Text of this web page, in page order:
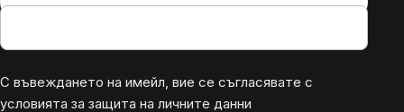
С въвеждането на имейл, вие се съгласявате с
условията за защита на личните данни